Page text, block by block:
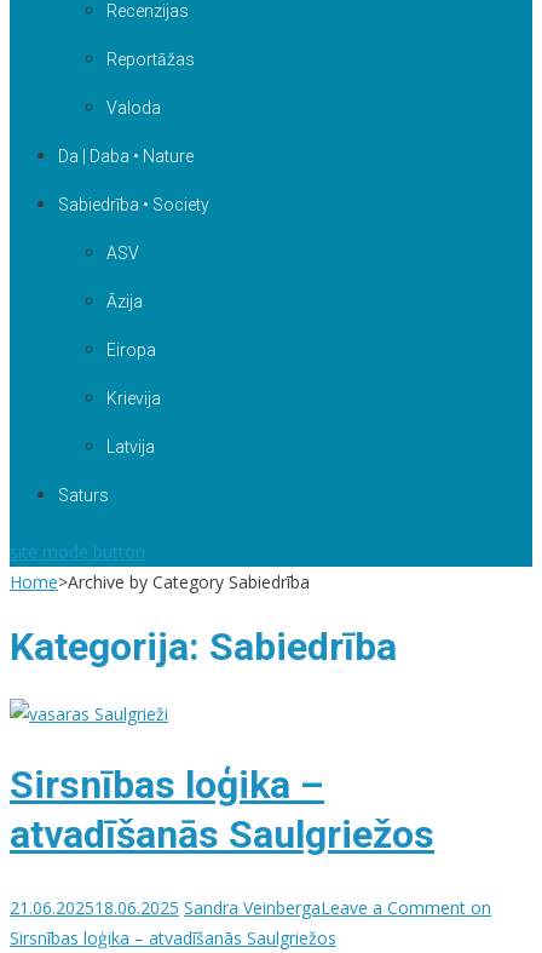
Recenzijas
Reportāžas
Valoda
Da | Daba • Nature
Sabiedrība • Society
ASV
Āzija
Eiropa
Krievija
Latvija
Saturs
site mode button
Home>Archive by Category Sabiedrība
Kategorija: Sabiedrība
Sirsnības loģika –
atvadīšanās Saulgriežos
21.06.202518.06.2025 Sandra VeinbergaLeave a Comment on
Sirsnības loģika – atvadīšanās Saulgriežos